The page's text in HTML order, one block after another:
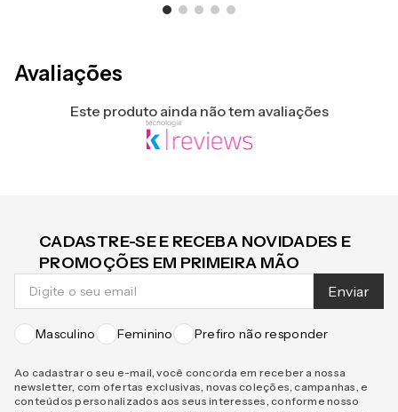
Avaliações
Este produto ainda não tem avaliações
CADASTRE-SE E RECEBA NOVIDADES E
PROMOÇÕES EM PRIMEIRA MÃO
Enviar
Masculino Feminino Prefiro não responder
Ao cadastrar o seu e-mail, você concorda em receber a nossa
newsletter, com ofertas exclusivas, novas coleções, campanhas, e
conteúdos personalizados aos seus interesses, conforme nosso